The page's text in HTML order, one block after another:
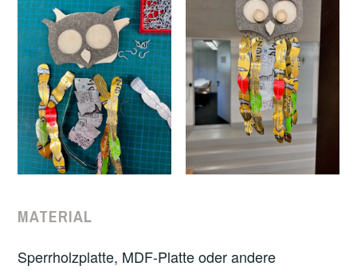
MATERIAL
Sperrholzplatte, MDF-Platte oder andere